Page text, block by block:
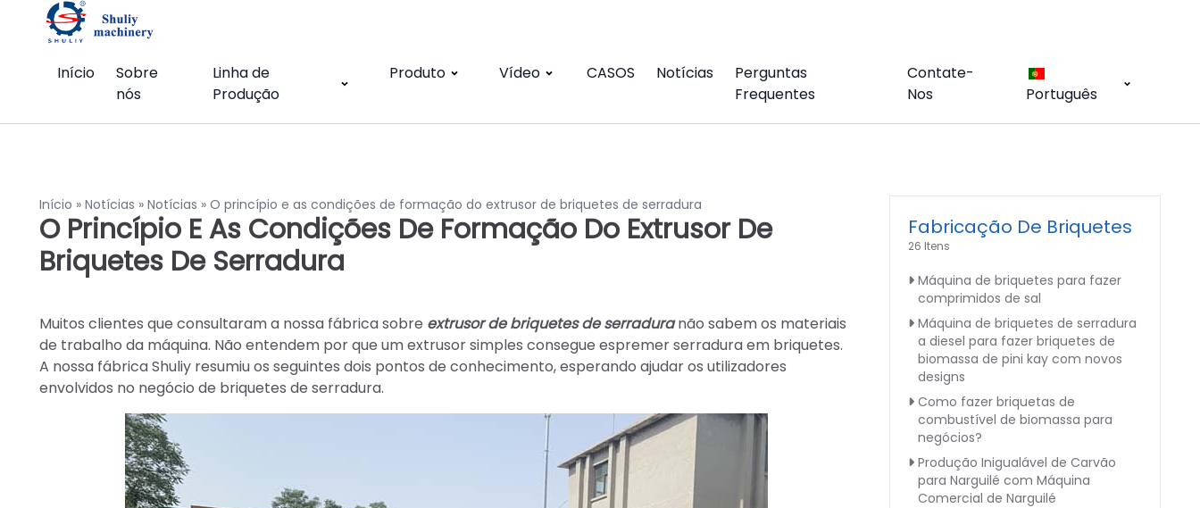
Início
Sobre
nós
Linha de
Produção
Produto Vídeo CASOS Notícias
Perguntas
Frequentes
Contate-
Nos
Português
Início » Notícias » Notícias » O princípio e as condições de formação do extrusor de briquetes de serradura
O Princípio E As Condições De Formação Do Extrusor De
Briquetes De Serradura
Muitos clientes que consultaram a nossa fábrica sobre extrusor de briquetes de serraduranão sabem os materiais
de trabalho da máquina. Não entendem por que um extrusor simples consegue espremer serradura em briquetes.
A nossa fábrica Shuliy resumiu os seguintes dois pontos de conhecimento, esperando ajudar os utilizadores
envolvidos no negócio de briquetes de serradura.
Fabricação De Briquetes
26 Itens
Máquina de briquetes para fazer
comprimidos de sal
Máquina de briquetes de serradura
a diesel para fazer briquetes de
biomassa de pini kay com novos
designs
Como fazer briquetas de
combustível de biomassa para
negócios?
Produção Inigualável de Carvão
para Narguilé com Máquina
Comercial de Narguilé